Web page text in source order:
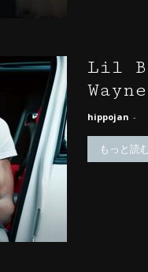
Lil
hippojan -
もっと読